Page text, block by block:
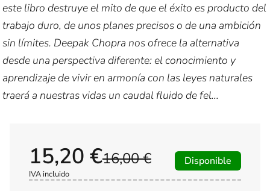
este libro destruye el mito de que el éxito es producto del
trabajo duro, de unos planes precisos o de una ambición
sin límites. Deepak Chopra nos ofrece la alternativa
desde una perspectiva diferente: el conocimiento y
aprendizaje de vivir en armonía con las leyes naturales
traerá a nuestras vidas un caudal fluido de fel...
16,00 €
15,20 €
IVA incluido
Disponible